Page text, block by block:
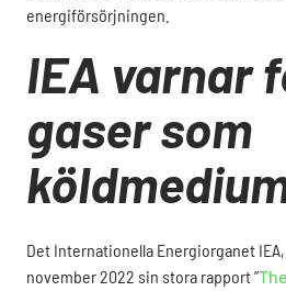
energiförsörjningen.
IEA varnar
gaser som
Det Internationella Energiorganet
november 2022 sin stora rapport”